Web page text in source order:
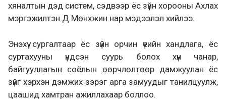
хяналтын дэд систем, сэдвээр ёс зүйн хорооны Ахлах
мэргэжилтэн Д.Мөнхжин нар мэдээлэл хийлээ.
Энэхүү сургалтаар ёс зүйн орчин үеийн хандлага, ёс
суртахууны үндсэн суурь болох хүн чанар,
байгууллагын соёлын өөрчлөлтөөр дамжуулан ёс
зүйг хэрхэн дэмжих зэрэг арга замуудыг танилцуулж,
цаашид хамтран ажиллахаар боллоо.